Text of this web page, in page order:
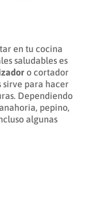
en tu cocina
saludables es
o cortador
sirve para hacer
Dependiendo
pepino,
algunas